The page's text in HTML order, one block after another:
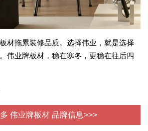
材拖累装修品质。选择伟业，就是选择
伟业牌板材，稳在寒冬，更稳在往后四
伟业牌板材 品牌信息>>>